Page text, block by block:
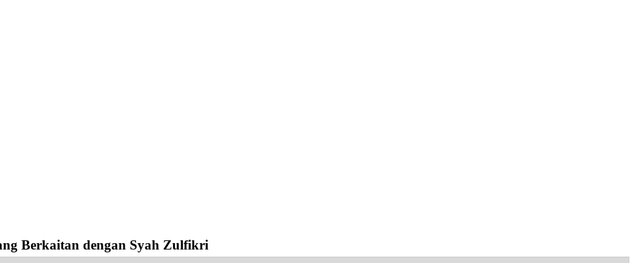
Berkaitan dengan Syah Zulfikri